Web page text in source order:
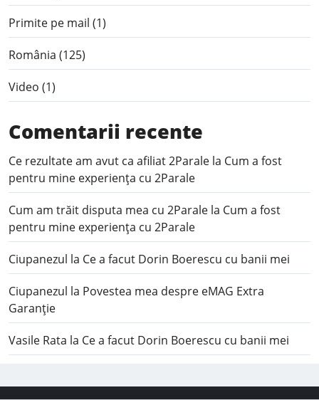
Primite pe mail (1)
România (125)
Video (1)
Comentarii recente
Ce rezultate am avut ca afiliat 2Parale la Cum a fost
pentru mine experiența cu 2Parale
Cum am trăit disputa mea cu 2Parale la Cum a fost
pentru mine experiența cu 2Parale
Ciupanezul la Ce a facut Dorin Boerescu cu banii mei
Ciupanezul la Povestea mea despre eMAG Extra
Garanție
Vasile Rata la Ce a facut Dorin Boerescu cu banii mei